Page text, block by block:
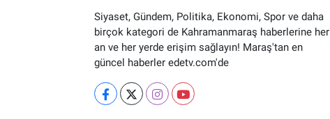
Siyaset, Gündem, Politika, Ekonomi, Spor ve daha
birçok kategori de Kahramanmaraş haberlerine her
an ve her yerde erişim sağlayın! Maraş'tan en
güncel haberler edetv.com'de